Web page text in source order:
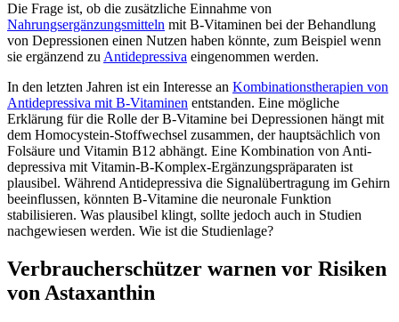
Die Frage ist, ob die zusätzliche Einnahme von
Nahrungsergänzungsmitteln mit B-Vitaminen bei der Behandlung
von Depressionen einen Nutzen haben könnte, zum Beispiel wenn
sie ergänzend zuAntidepressiva eingenommen werden.
In den letzten Jahren ist ein Interesse an Kombinationstherapien von
Antidepressiva mit B-Vitaminen entstanden. Eine mögliche
Erklärung für die Rolle der B-Vitamine bei Depressionen hängt mit
dem Homo­cystein-Stoffwechsel zusammen, der hauptsächlich von
Folsäure und Vitamin B12 abhängt. Eine Kombination von Anti­
depressiva mit Vitamin-B-Komplex-Ergänzungspräparaten ist
plausibel. Während Antidepressiva die Signalübertragung im Gehirn
beeinflussen, könnten B-Vitamine die neuronale Funktion
stabilisieren. Was plausibel klingt, sollte jedoch auch in Studien
nachgewiesen werden. Wie ist die Studienlage?
Verbraucherschützer warnen vor Risiken
von Astaxanthin